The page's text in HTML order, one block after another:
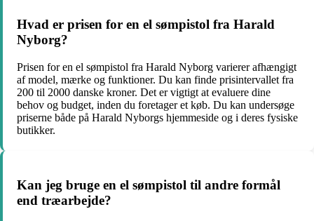
Hvad er prisen for en el sømpistol fra Harald
Nyborg?
Prisen for en el sømpistol fra Harald Nyborg varierer afhængigt
af model, mærke og funktioner. Du kan finde prisintervallet fra
200 til 2000 danske kroner. Det er vigtigt at evaluere dine
behov og budget, inden du foretager et køb. Du kan undersøge
priserne både på Harald Nyborgs hjemmeside og i deres fysiske
butikker.
Kan jeg bruge en el sømpistol til andre formål
end træarbejde?